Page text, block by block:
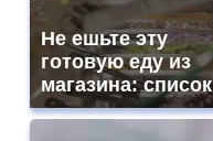
Не ешьте эту
готовую еду из
магазина: список